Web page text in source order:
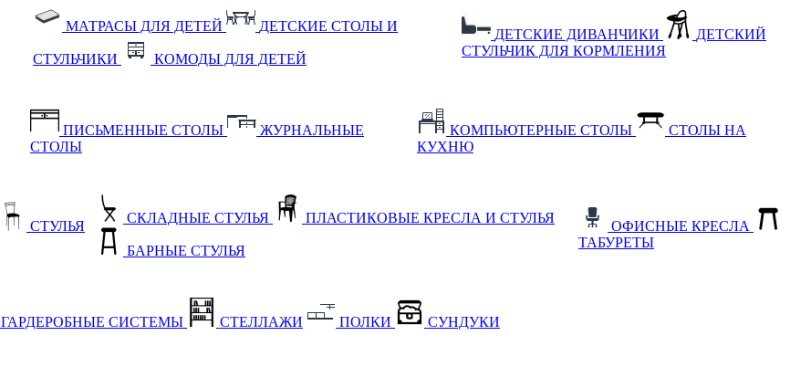
МАТРАСЫ ДЛЯ ДЕТЕЙ ДЕТСКИЕ СТОЛЫ И
СТУЛЬЧИКИ КОМОДЫ ДЛЯ ДЕТЕЙ
ДЕТСКИЕ ДИВАНЧИКИ
ДЕТСКИЙ
СТУЛЬЧИК ДЛЯ КОРМЛЕНИЯ
ПИСЬМЕННЫЕ СТОЛЫ
ЖУРНАЛЬНЫЕ
СТОЛЫ
КОМПЬЮТЕРНЫЕ СТОЛЫ
СТОЛЫ НА
КУХНЮ
СТУЛЬЯ
СКЛАДНЫЕ СТУЛЬЯ ПЛАСТИКОВЫЕ КРЕСЛА И СТУЛЬЯ
БАРНЫЕ СТУЛЬЯ
ОФИСНЫЕ КРЕСЛА
ТАБУРЕТЫ
ГАРДЕРОБНЫЕ СИСТЕМЫ СТЕЛЛАЖИ ПОЛКИ СУНДУКИ